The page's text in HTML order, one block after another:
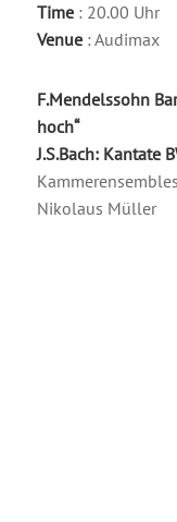
Time : 20.00 Uhr
Venue : Audimax
F.Mendelssohn
hoch“
J.S.Bach: Kantate
Nikolaus Müller